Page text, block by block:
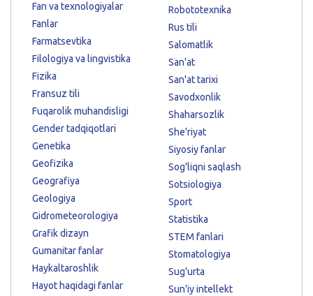
Fan va texnologiyalar
Fanlar
Farmatsevtika
Filologiya va lingvistika
Fizika
Fransuz tili
Fuqarolik muhandisligi
Gender tadqiqotlari
Genetika
Geofizika
Geografiya
Geologiya
Gidrometeorologiya
Grafik dizayn
Gumanitar fanlar
Haykaltaroshlik
Hayot haqidagi fanlar
Robototexnika
Rus tili
Salomatlik
San'at
San'at tarixi
Savodxonlik
Shaharsozlik
She'riyat
Siyosiy fanlar
Sog'liqni saqlash
Sotsiologiya
Sport
Statistika
STEM fanlari
Stomatologiya
Sug'urta
Sun'iy intellekt